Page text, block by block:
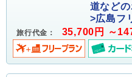
道など
>広島フ
旅行代金： 35,700円 ～